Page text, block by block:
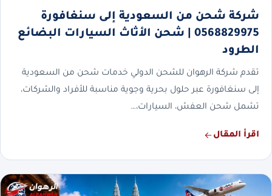
شركة شحن من السعودية إلى سنغافورة
0568829975 | شحن الأثاث السيارات البضائع
الطرود
تقدم شركة الرهوان للشحن الدولي خدمات شحن من السعودية
إلى سنغافورة عبر حلول بحرية وجوية مناسبة للأفراد والشركات،
تشمل شحن العفش، السيارات،…
اقرأ المقال